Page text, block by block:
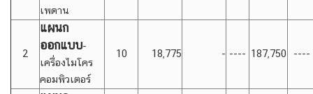
เพดาน
2
แผนก
ออกแบบ-
เครื่องไมโคร
คอมพิวเตอร์
10 18,775 - ---- 187,750 ----